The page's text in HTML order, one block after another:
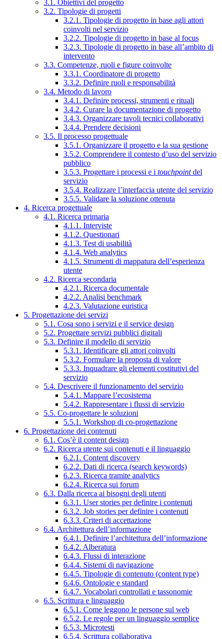
3.1. Obiettivi del progetto
3.2. Tipologie di progetti
3.2.1. Tipologie di progetto in base agli attori
coinvolti nel servizio
3.2.2. Tipologie di progetto in base al focus
3.2.3. Tipologie di progetto in base all’ambito di
intervento
3.3. Competenze, ruoli e figure coinvolte
3.3.1. Coordinatore di progetto
3.3.2. Definire ruoli e responsabilità
3.4. Metodo di lavoro
3.4.1. Definire processi, strumenti e rituali
3.4.2. Curare la documentazione di progetto
3.4.3. Organizzare tavoli tecnici collaborativi
3.4.4. Prendere decisioni
3.5. Il processo progettuale
3.5.1. Organizzare il progetto e la sua gestione
3.5.2. Comprendere il contesto d’uso del servizio
pubblico
3.5.3. Progettare i processi e i touchpointdel
servizio
3.5.4. Realizzare l’interfaccia utente del servizio
3.5.5. Validare la soluzione ottenuta
4. Ricerca progettuale
4.1. Ricerca primaria
4.1.1. Interviste
4.1.2. Questionari
4.1.3. Test di usabilità
4.1.4. Web analytics
4.1.5. Strumenti di mappatura dell’esperienza
utente
4.2. Ricerca secondaria
4.2.1. Ricerca documentale
4.2.2. Analisi benchmark
4.2.3. Valutazione euristica
5. Progettazione dei servizi
5.1. Cosa sono i servizi e il service design
5.2. Progettare servizi pubblici digitali
5.3. Definire il modello di servizio
5.3.1. Identificare gli attori coinvolti
5.3.2. Formulare la proposta di valore
5.3.3. Inquadrare gli elementi costitutivi del
servizio
5.4. Descrivere il funzionamento del servizio
5.4.1. Mappare l’ecosistema
5.4.2. Rappresentare i flussi di servizio
5.5. Co-progettare le soluzioni
5.5.1. Workshop di co-progettazione
6. Progettazione dei contenuti
6.1. Cos’è il content design
6.2. Ricerca utente sui contenuti e il linguaggio
6.2.1. Content discovery
6.2.2. Dati di ricerca (search keywords)
6.2.3. Ricerca tramite analytics
6.2.4. Ricerca sui forum
6.3. Dalla ricerca ai bisogni degli utenti
6.3.1. User stories per definire i contenuti
6.3.2. Job stories per definire i contenuti
6.3.3. Criteri di accettazione
6.4. Architettura dell’informazione
6.4.1. Definire l’architettura dell’informazione
6.4.2. Alberatura
6.4.3. Flussi di interazione
6.4.4. Sistemi di navigazione
6.4.5. Tipologie di contenuto (content type)
6.4.6. Ontologie e standard
6.4.7. Vocabolari controllati e tassonomie
6.5. Scrittura e linguaggio
6.5.1. Come leggono le persone sul web
6.5.2. Le regole per un linguaggio semplice
6.5.3. Microtesti
6.5.4. Scrittura collaborativa